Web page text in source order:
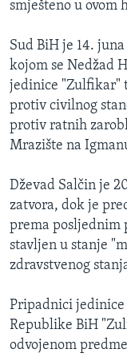
smješteno u ovom
Sud BiH je 14.
kojom se Nedžad
jedinice "Zulfikar"
protiv civilnog
protiv ratnih
Mrazište na
Dževad Salčin je
zatvora, dok je
prema posljednim
stavljen u stanje
zdravstvenog
Pripadnici jedinice
Republike BiH
odvojenom